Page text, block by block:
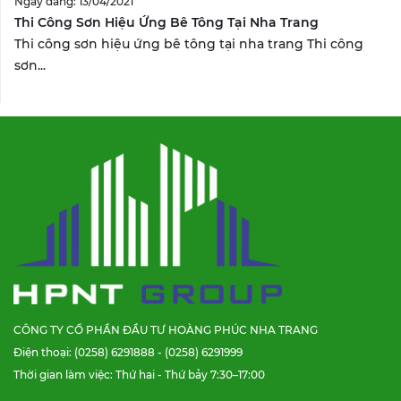
Thi Công Sơn Hiệu Ứng Bê Tông Tại Nha Trang
Thi công sơn hiệu ứng bê tông tại nha trang Thi công
sơn...
CÔNG TY CỔ PHẦN ĐẦU TƯ HOÀNG PHÚC NHA TRANG
Điện thoại: (0258) 6291888 - (0258) 6291999
Thời gian làm việc: Thứ hai - Thứ bảy 7:30–17:00